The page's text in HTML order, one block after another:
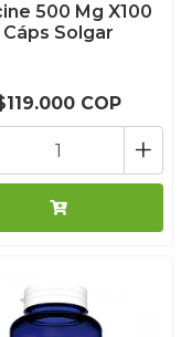
500 Mg X100
Cáps Solgar
COP
+